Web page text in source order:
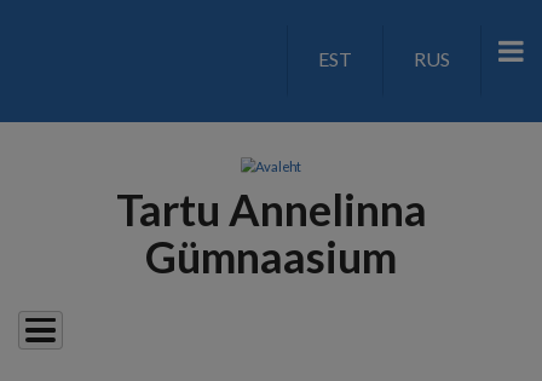
LANGUAGE
EST RUS
Tartu Annelinna
Gümnaasium